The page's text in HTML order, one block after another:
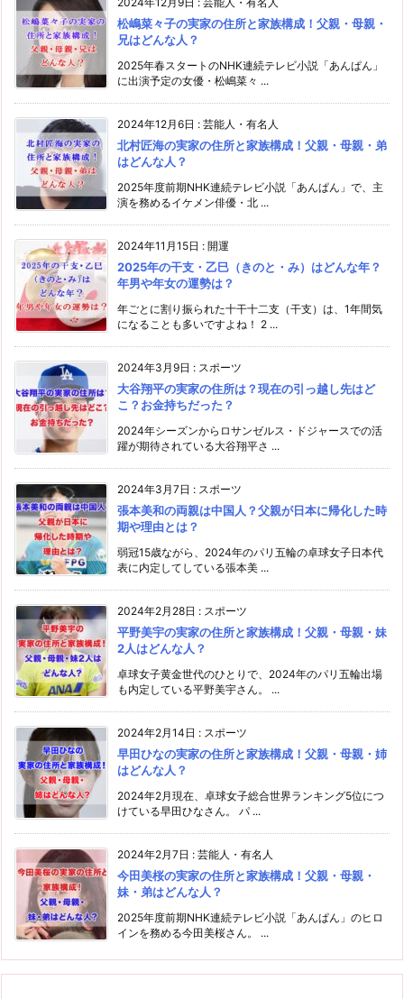
松嶋菜々子の実家の住所と家族構成！父親・母親・
兄はどんな人？
2025年春スタートのNHK連続テレビ小説「あんぱん」
に出演予定の女優・松嶋菜々 ...
2024年12月6日 : 芸能人・有名人
北村匠海の実家の住所と家族構成！父親・母親・弟
はどんな人？
2025年度前期NHK連続テレビ小説「あんぱん」で、主
演を務めるイケメン俳優・北 ...
2024年11月15日 : 開運
2025年の干支・乙巳（きのと・み）はどんな年？
年男や年女の運勢は？
年ごとに割り振られた十干十二支（干支）は、1年間気
になることも多いですよね！ 2 ...
2024年3月9日 : スポーツ
大谷翔平の実家の住所は？現在の引っ越し先はど
こ？お金持ちだった？
2024年シーズンからロサンゼルス・ドジャースでの活
躍が期待されている大谷翔平さ ...
2024年3月7日 : スポーツ
張本美和の両親は中国人？父親が日本に帰化した時
期や理由とは？
弱冠15歳ながら、2024年のパリ五輪の卓球女子日本代
表に内定してしている張本美 ...
2024年2月28日 : スポーツ
平野美宇の実家の住所と家族構成！父親・母親・妹
2人はどんな人？
卓球女子黄金世代のひとりで、2024年のパリ五輪出場
も内定している平野美宇さん。 ...
2024年2月14日 : スポーツ
早田ひなの実家の住所と家族構成！父親・母親・姉
はどんな人？
2024年2月現在、卓球女子総合世界ランキング5位につ
けている早田ひなさん。 パ ...
2024年2月7日 : 芸能人・有名人
今田美桜の実家の住所と家族構成！父親・母親・
妹・弟はどんな人？
2025年度前期NHK連続テレビ小説「あんぱん」のヒロ
インを務める今田美桜さん。 ...